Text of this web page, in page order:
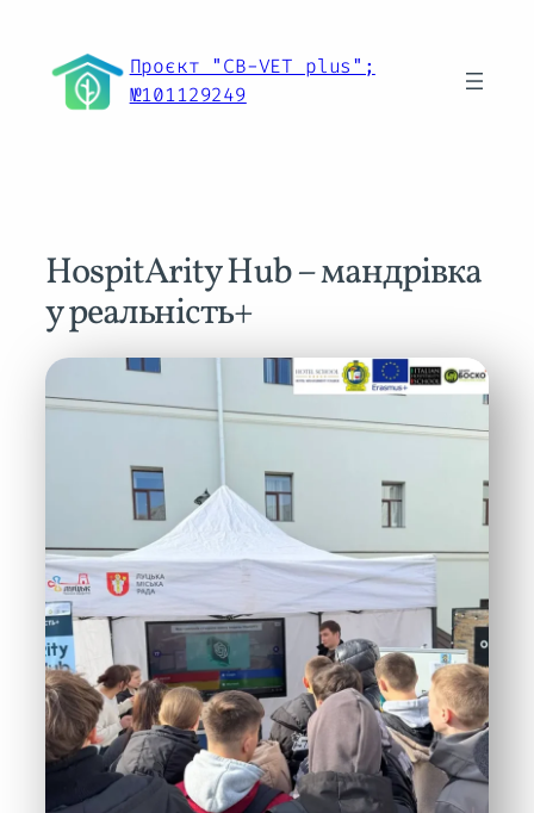
вмісту
Проєкт "CB-VET plus";
№101129249
HospitArity Hub – мандрівка
у реальність+